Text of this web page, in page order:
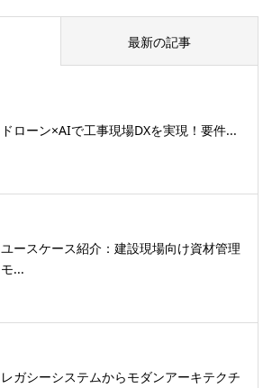
最新の記事
ドローン×AIで工事現場DXを実現！要件...
ユースケース紹介：建設現場向け資材管理
モ...
レガシーシステムからモダンアーキテクチ